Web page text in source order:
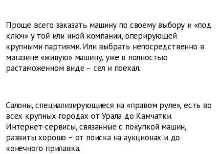
Проще всего заказать машину по своему выбору и «под
ключ» у той или иной компании, оперирующей
крупными партиями. Или выбрать непосредственно в
магазине «живую» машину, уже в полностью
растаможенном виде – сел и поехал.
Салоны, специализирующиеся на «правом руле», есть во
всех крупных городах от Урала до Камчатки.
Интернет-сервисы, связанные с покупкой машин,
развиты хорошо – от поиска на аукционах и до
конечного прилавка.